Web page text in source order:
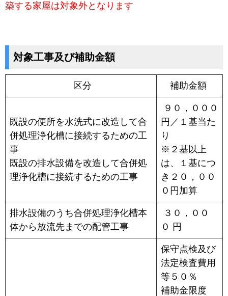
築する家屋は対象外となります
対象工事及び補助金額
区分 補助金額
既設の便所を水洗式に改造して合
併処理浄化槽に接続するための工
事
既設の排水設備を改造して合併処
理浄化槽に接続するための工事
９０，０００
円／１基当た
り
※２基以上
は、１基につ
き２０，００
０円加算
排水設備のうち合併処理浄化槽本
体から放流先までの配管工事
３０，００
０ 円
保守点検及び
法定検査費用
等５０％
補助金限度